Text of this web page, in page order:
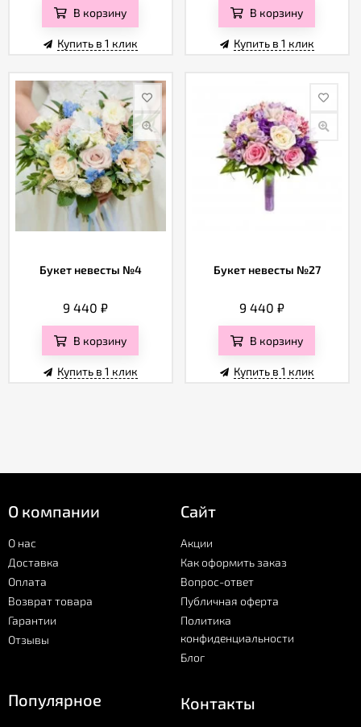
В корзину
Купить в 1 клик
В корзину
Купить в 1 клик
Букет невесты №4
9 440₽
В корзину
Купить в 1 клик
Букет невесты №27
9 440₽
В корзину
Купить в 1 клик
О компании
О нас
Доставка
Оплата
Возврат товара
Гарантии
Отзывы
Сайт
Акции
Как оформить заказ
Вопрос-ответ
Публичная оферта
Политика
конфиденциальности
Блог
Популярное Контакты